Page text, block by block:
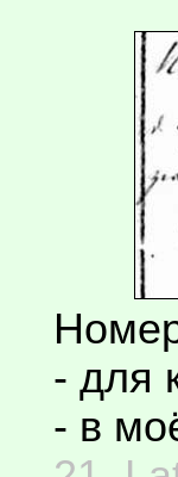
- для
- в